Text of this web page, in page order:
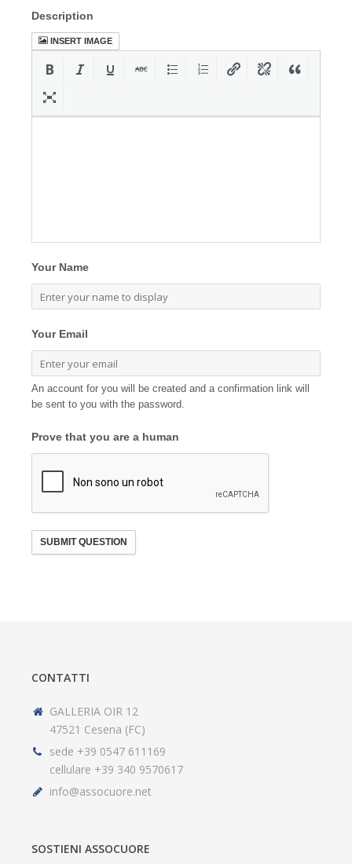
Description
INSERT IMAGE
Your Name
Your Email
An account for you will be created and a confirmation link will
be sent to you with the password.
Prove that you are a human
SUBMIT QUESTION
CONTATTI
GALLERIA OIR 12
47521 Cesena (FC)
sede +39 0547 611169
cellulare +39 340 9570617
info@assocuore.net
SOSTIENI ASSOCUORE